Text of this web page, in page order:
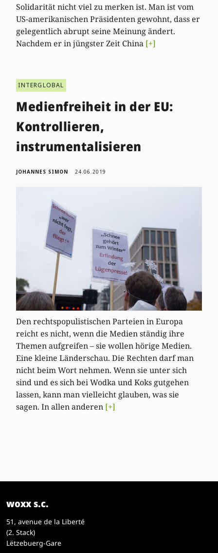
Solidarität nicht viel zu merken ist. Man ist vom
US-amerikanischen Präsidenten gewohnt, dass er
gelegentlich abrupt seine Meinung ändert.
Nachdem er in jüngster Zeit China [+]
INTERGLOBAL
Medienfreiheit in der EU:
Kontrollieren,
instrumentalisieren
JOHANNES SIMON 24.06.2019
Den rechtspopulistischen Parteien in Europa
reicht es nicht, wenn die Medien ständig ihre
Themen aufgreifen – sie wollen hörige Medien.
Eine kleine Länderschau. Die Rechten darf man
nicht beim Wort nehmen. Wenn sie unter sich
sind und es sich bei Wodka und Koks gutgehen
lassen, kann man vielleicht glauben, was sie
sagen. In allen anderen [+]
woxx s.c.
51, avenue de la Liberté
(2. Stack)
Lëtzebuerg-Gare